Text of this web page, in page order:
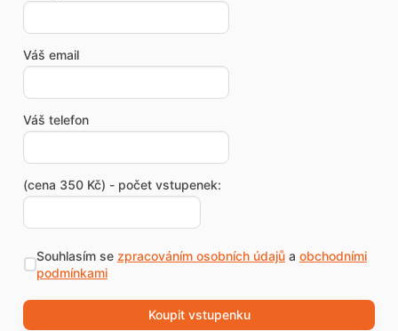
Váš email
Váš telefon
(cena 350 Kč) - počet vstupenek:
Souhlasím se zpracováním osobních údajůa obchodními
podmínkami
Koupit vstupenku